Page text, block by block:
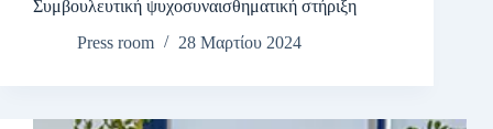
Συμβουλευτική ψυχοσυναισθηματική στήριξη
Press room
28 Μαρτίου 2024